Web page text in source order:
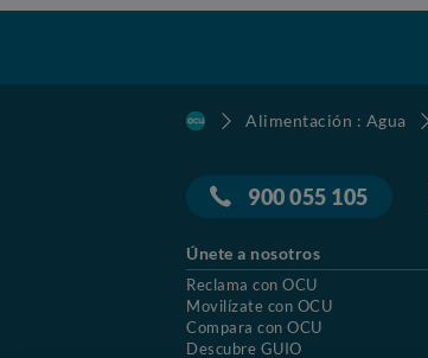
Alimentación : Agua
900 055 105
Únete a nosotros
Reclama con OCU
Movilízate con OCU
Compara con OCU
Descubre GUIO